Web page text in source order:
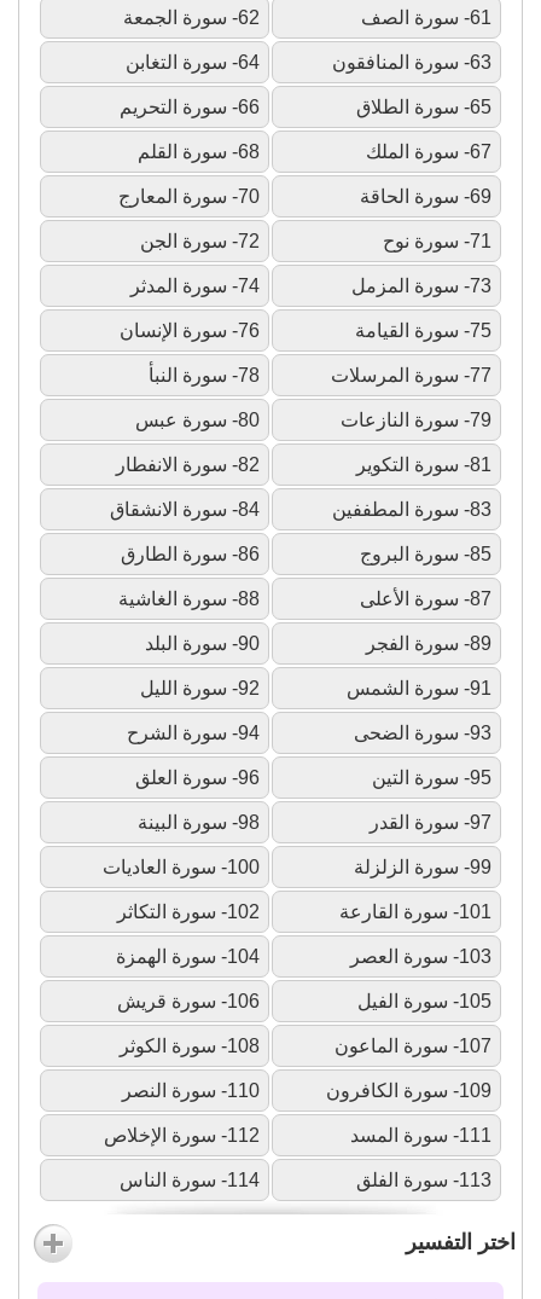
61- سورة الصف 62- سورة الجمعة
63- سورة المنافقون 64- سورة التغابن
65- سورة الطلاق 66- سورة التحريم
67- سورة الملك 68- سورة القلم
69- سورة الحاقة 70- سورة المعارج
71- سورة نوح 72- سورة الجن
73- سورة المزمل 74- سورة المدثر
75- سورة القيامة 76- سورة الإنسان
77- سورة المرسلات 78- سورة النبأ
79- سورة النازعات 80- سورة عبس
81- سورة التكوير 82- سورة الانفطار
83- سورة المطففين 84- سورة الانشقاق
85- سورة البروج 86- سورة الطارق
87- سورة الأعلى 88- سورة الغاشية
89- سورة الفجر 90- سورة البلد
91- سورة الشمس 92- سورة الليل
93- سورة الضحى 94- سورة الشرح
95- سورة التين 96- سورة العلق
97- سورة القدر 98- سورة البينة
99- سورة الزلزلة 100- سورة العاديات
101- سورة القارعة 102- سورة التكاثر
103- سورة العصر 104- سورة الهمزة
105- سورة الفيل 106- سورة قريش
107- سورة الماعون 108- سورة الكوثر
109- سورة الكافرون 110- سورة النصر
111- سورة المسد 112- سورة الإخلاص
113- سورة الفلق 114- سورة الناس
اختر التفسير